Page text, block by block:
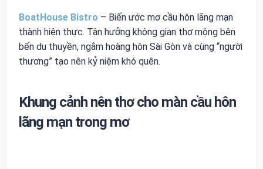
BoatHouse Bistro – Biến ước mơ cầu hôn lãng mạn
thành hiện thực. Tận hưởng không gian thơ mộng bên
bến du thuyền, ngắm hoàng hôn Sài Gòn và cùng “người
thương” tạo nên kỷ niệm khó quên.
Khung cảnh nên thơ cho màn cầu hôn
lãng mạn trong mơ